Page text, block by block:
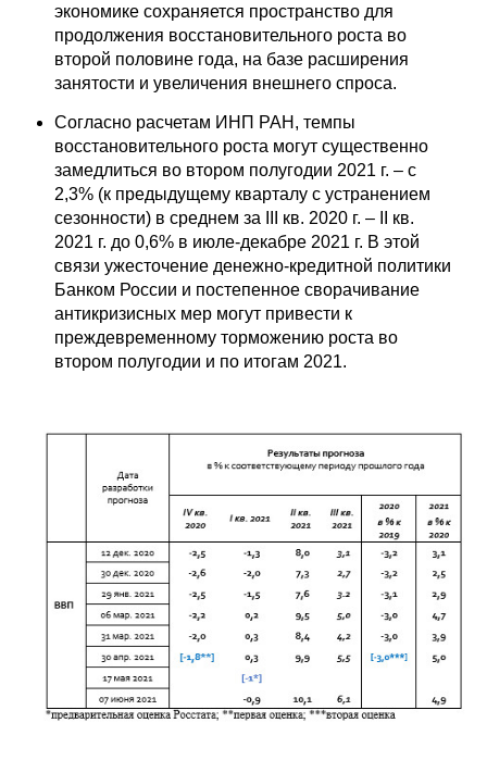
экономике сохраняется пространство для
продолжения восстановительного роста во
второй половине года, на базе расширения
занятости и увеличения внешнего спроса.
Согласно расчетам ИНП РАН, темпы
восстановительного роста могут существенно
замедлиться во втором полугодии 2021 г. – с
2,3% (к предыдущему кварталу с устранением
сезонности) в среднем за III кв. 2020 г. – II кв.
2021 г. до 0,6% в июле-декабре 2021 г. В этой
связи ужесточение денежно-кредитной политики
Банком России и постепенное сворачивание
антикризисных мер могут привести к
преждевременному торможению роста во
втором полугодии и по итогам 2021.